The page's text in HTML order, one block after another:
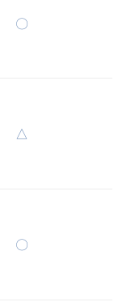
〇
△
〇